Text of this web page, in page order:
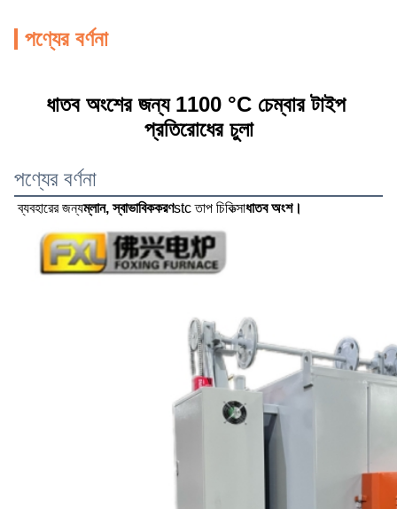
পণ্যের বর্ণনা
ধাতব অংশের জন্য 1100 °C চেম্বার টাইপ
প্রতিরোধের চুলা
পণ্যের বর্ণনা
ব্যবহারের জন্যম্লান, স্বাভাবিককরণstc তাপ চিকিত্সাধাতব অংশ।